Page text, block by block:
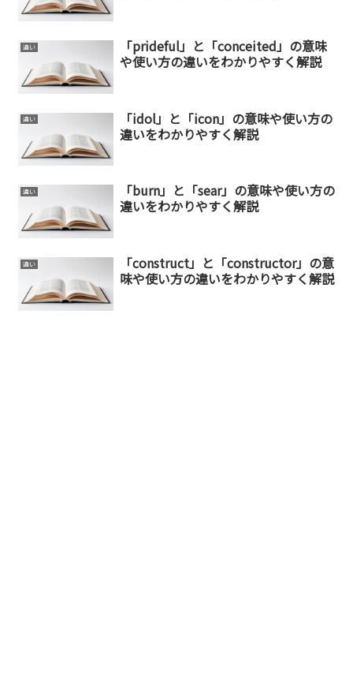
違い
「prideful」と「conceited」の意味
や使い方の違いをわかりやすく解説
違い
「idol」と「icon」の意味や使い方の
違いをわかりやすく解説
違い
「burn」と「sear」の意味や使い方の
違いをわかりやすく解説
違い
「construct」と「constructor」の意
味や使い方の違いをわかりやすく解説